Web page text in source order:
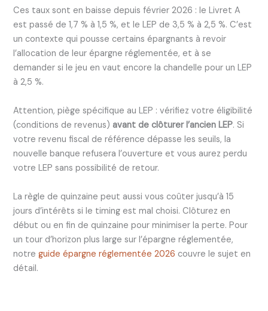
Ces taux sont en baisse depuis février 2026 : le Livret A
est passé de 1,7 % à 1,5 %, et le LEP de 3,5 % à 2,5 %. C’est
un contexte qui pousse certains épargnants à revoir
l’allocation de leur épargne réglementée, et à se
demander si le jeu en vaut encore la chandelle pour un LEP
à 2,5 %.
Attention, piège spécifique au LEP : vérifiez votre éligibilité
(conditions de revenus) avant de clôturer l’ancien LEP. Si
votre revenu fiscal de référence dépasse les seuils, la
nouvelle banque refusera l’ouverture et vous aurez perdu
votre LEP sans possibilité de retour.
La règle de quinzaine peut aussi vous coûter jusqu’à 15
jours d’intérêts si le timing est mal choisi. Clôturez en
début ou en fin de quinzaine pour minimiser la perte. Pour
un tour d’horizon plus large sur l’épargne réglementée,
notreguide épargne réglementée 2026 couvre le sujet en
détail.